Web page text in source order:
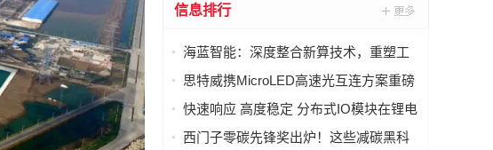
信息排行
海蓝智能：深度整合新算技术，重塑工
业读码器服务新标杆
思特威携MicroLED高速光互连方案重磅
亮相慕尼黑上海电子展
快速响应 高度稳定 分布式IO模块在锂电
池制造的优势揭秘 | 支持Modbus、
西门子零碳先锋奖出炉！这些减碳黑科